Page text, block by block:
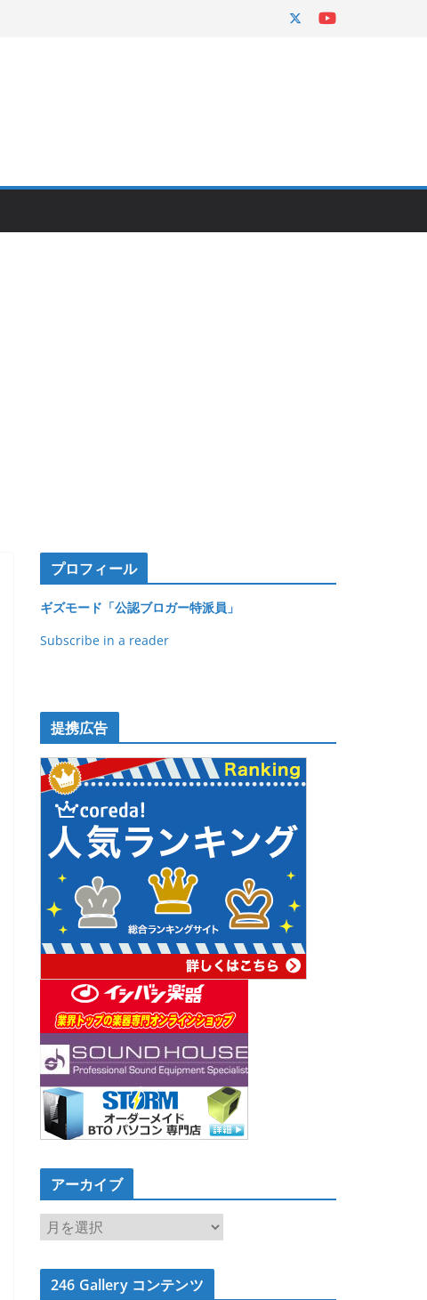
プロフィール
ギズモード「公認ブロガー特派員」
Subscribe in a reader
提携広告
アーカイブ
ア
ー
カ
イ246 Gallery コンテンツ